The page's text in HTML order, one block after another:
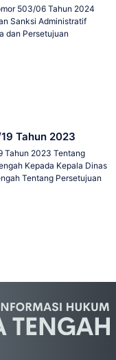
503/06 Tahun 2024
Sanksi Administratif
dan Persetujuan
Tahun 2023
Tahun 2023 Tentang
Kepada Kepala Dinas
Tentang Persetujuan